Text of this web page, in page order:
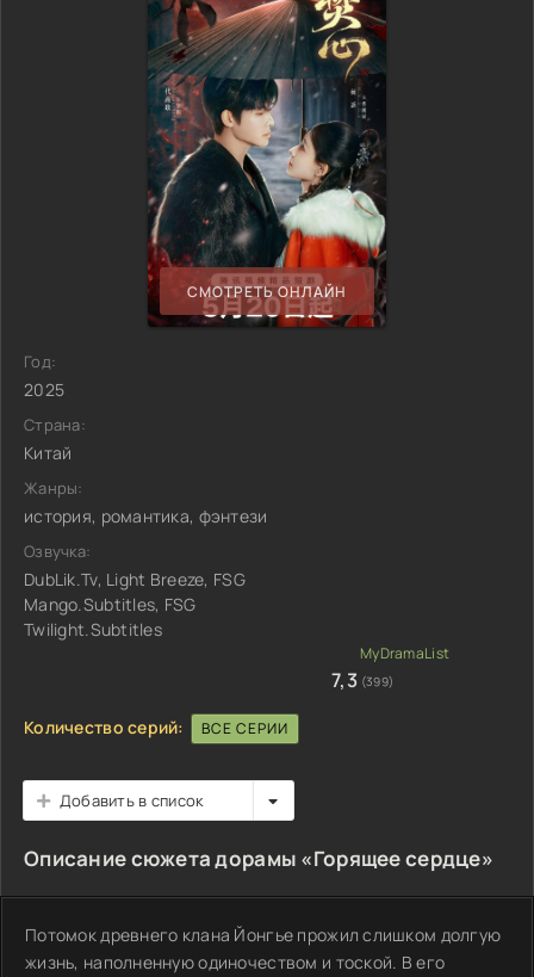
СМОТРЕТЬ ОНЛАЙН
Год:
2025
Страна:
Китай
Жанры:
история, романтика, фэнтези
Озвучка:
DubLik.Tv, Light Breeze, FSG
Mango.Subtitles, FSG
Twilight.Subtitles
7,3 (399)
Количество серий: ВСЕ СЕРИИ
Добавить в список
Описание сюжета дорамы «Горящее сердце»
Потомок древнего клана Йонгье прожил слишком долгую
жизнь, наполненную одиночеством и тоской. В его